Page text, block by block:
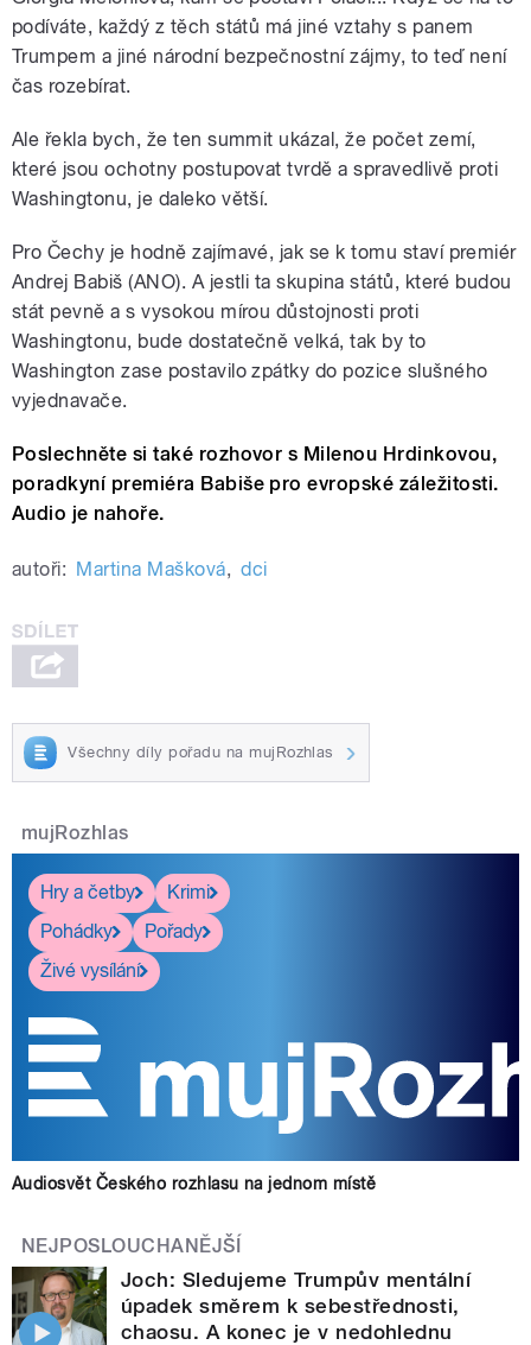
podíváte, každý z těch států má jiné vztahy s panem
Trumpem a jiné národní bezpečnostní zájmy, to teď není
čas rozebírat.
Ale řekla bych, že ten summit ukázal, že počet zemí,
které jsou ochotny postupovat tvrdě a spravedlivě proti
Washingtonu, je daleko větší.
Pro Čechy je hodně zajímavé, jak se k tomu staví premiér
Andrej Babiš (ANO). A jestli ta skupina států, které budou
stát pevně a s vysokou mírou důstojnosti proti
Washingtonu, bude dostatečně velká, tak by to
Washington zase postavilo zpátky do pozice slušného
vyjednavače.
Poslechněte si také rozhovor s Milenou Hrdinkovou,
poradkyní premiéra Babiše pro evropské záležitosti.
Audio je nahoře.
autoři: Martina Mašková, dci
Všechny díly pořadu na mujRozhlas
mujRozhlas
Hry a četby
Krimi
Pohádky
Pořady
Živé vysílání
Audiosvět Českého rozhlasu na jednom místě
NEJPOSLOUCHANĚJŠÍ
Joch: Sledujeme Trumpův mentální
úpadek směrem k sebestřednosti,
chaosu. A konec je v nedohlednu